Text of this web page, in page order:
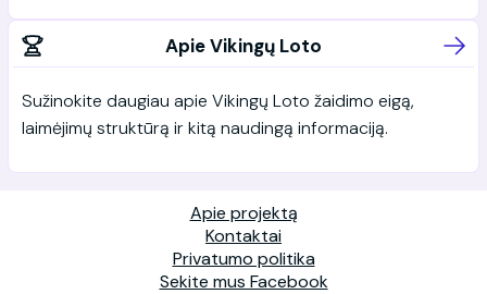
Apie Vikingų Loto
Sužinokite daugiau apie Vikingų Loto žaidimo eigą,
laimėjimų struktūrą ir kitą naudingą informaciją.
Apie projektą
Kontaktai
Privatumo politika
Sekite mus Facebook